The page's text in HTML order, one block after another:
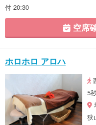
付 20:30
空席
ホロホロ アロハ
5
狭